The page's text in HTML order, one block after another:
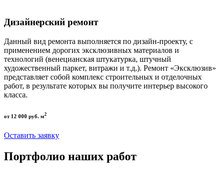
Дизайнерский ремонт
Данный вид ремонта выполняется по дизайн-проекту, с
применением дорогих эксклюзивных материалов и
технологий (венецианская штукатурка, штучный
художественный паркет, витражи и т.д.). Ремонт «Эксклюзив»
представляет собой комплекс строительных и отделочных
работ, в результате которых вы получите интерьер высокого
класса.
от 12 000 руб. м2
Оставить заявку
Портфолио наших работ